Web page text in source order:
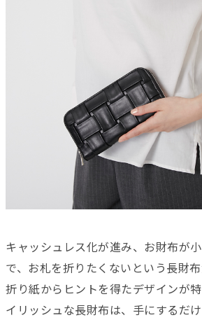
キャッシュレス化が進み、お財布が
で、お札を折りたくないという長財布
折り紙からヒントを得たデザインが
イリッシュな長財布は、手にするだ